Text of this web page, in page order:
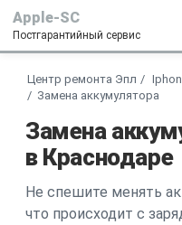
Apple-SC
Постгарантийный сервис
Центр ремонта Эпл
Замена аккумулятора
Замена
в Краснодаре
Не спешите менять
что происходит с